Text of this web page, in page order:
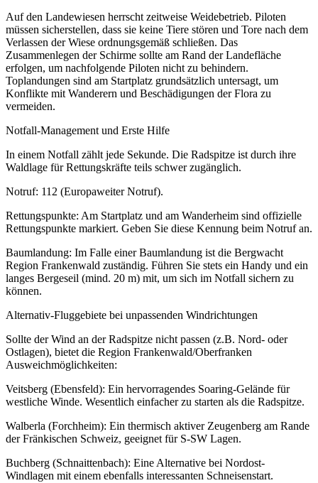
Auf den Landewiesen herrscht zeitweise Weidebetrieb. Piloten
müssen sicherstellen, dass sie keine Tiere stören und Tore nach dem
Verlassen der Wiese ordnungsgemäß schließen. Das
Zusammenlegen der Schirme sollte am Rand der Landefläche
erfolgen, um nachfolgende Piloten nicht zu behindern.
Toplandungen sind am Startplatz grundsätzlich untersagt, um
Konflikte mit Wanderern und Beschädigungen der Flora zu
vermeiden.
Notfall-Management und Erste Hilfe
In einem Notfall zählt jede Sekunde. Die Radspitze ist durch ihre
Waldlage für Rettungskräfte teils schwer zugänglich.
Notruf: 112 (Europaweiter Notruf).
Rettungspunkte: Am Startplatz und am Wanderheim sind offizielle
Rettungspunkte markiert. Geben Sie diese Kennung beim Notruf an.
Baumlandung: Im Falle einer Baumlandung ist die Bergwacht
Region Frankenwald zuständig. Führen Sie stets ein Handy und ein
langes Bergeseil (mind. 20 m) mit, um sich im Notfall sichern zu
können.
Alternativ-Fluggebiete bei unpassenden Windrichtungen
Sollte der Wind an der Radspitze nicht passen (z.B. Nord- oder
Ostlagen), bietet die Region Frankenwald/Oberfranken
Ausweichmöglichkeiten:
Veitsberg (Ebensfeld): Ein hervorragendes Soaring-Gelände für
westliche Winde. Wesentlich einfacher zu starten als die Radspitze.
Walberla (Forchheim): Ein thermisch aktiver Zeugenberg am Rande
der Fränkischen Schweiz, geeignet für S-SW Lagen.
Buchberg (Schnaittenbach): Eine Alternative bei Nordost-
Windlagen mit einem ebenfalls interessanten Schneisenstart.